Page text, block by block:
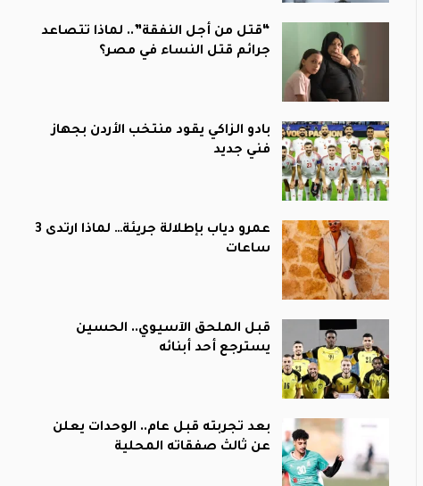
“قتل من أجل النفقة”.. لماذا تتصاعد
جرائم قتل النساء في مصر؟
بادو الزاكي يقود منتخب الأردن بجهاز
فني جديد
عمرو دياب بإطلالة جريئة… لماذا ارتدى 3
ساعات
قبل الملحق الآسيوي.. الحسين
يسترجع أحد أبنائه
بعد تجربته قبل عام.. الوحدات يعلن
عن ثالث صفقاته المحلية